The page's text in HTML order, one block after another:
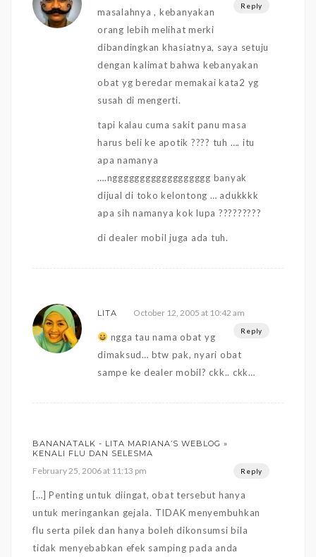
Reply
masalahnya , kebanyakan
orang lebih melihat merki
dibandingkan khasiatnya, saya setuju
dengan kalimat bahwa kebanyakan
obat yg beredar memakai kata2 yg
susah di mengerti.
tapi kalau cuma sakit panu masa
harus beli ke apotik ???? tuh …. itu
apa namanya
….ngggggggggggggggggg banyak
dijual di toko kelontong … adukkkk
apa sih namanya kok lupa ?????????
di dealer mobil juga ada tuh.
LITA October 12, 2005 at 10:42 am
Reply
ngga tau nama obat yg
dimaksud… btw pak, nyari obat
sampe ke dealer mobil? ckk.. ckk…
BANANATALK - LITA MARIANA’S WEBLOG »
KENALI FLU DAN SELESMA
February 25, 2006 at 11:13 pm Reply
[…] Penting untuk diingat, obat tersebut hanya
untuk meringankan gejala. TIDAK menyembuhkan
flu serta pilek dan hanya boleh dikonsumsi bila
tidak menyebabkan efek samping pada anda